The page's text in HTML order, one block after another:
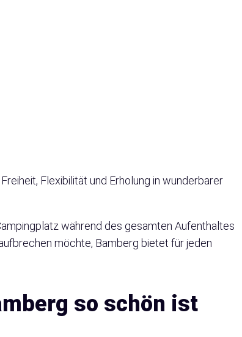
Flexibilität und Erholung in wunderbarer
während des gesamten Aufenthaltes
möchte, Bamberg bietet für jeden
so schön ist